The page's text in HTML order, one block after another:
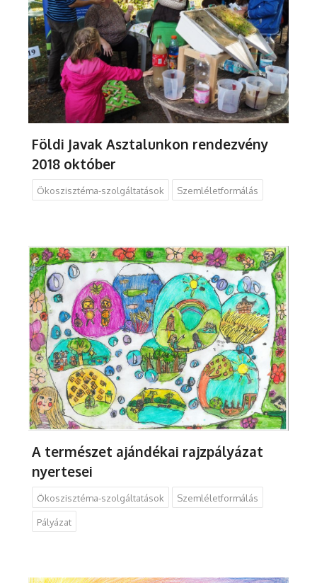
Földi Javak Asztalunkon rendezvény
2018 október
Ökoszisztéma-szolgáltatások Szemléletformálás
A természet ajándékai rajzpályázat
nyertesei
Ökoszisztéma-szolgáltatások Szemléletformálás
Pályázat